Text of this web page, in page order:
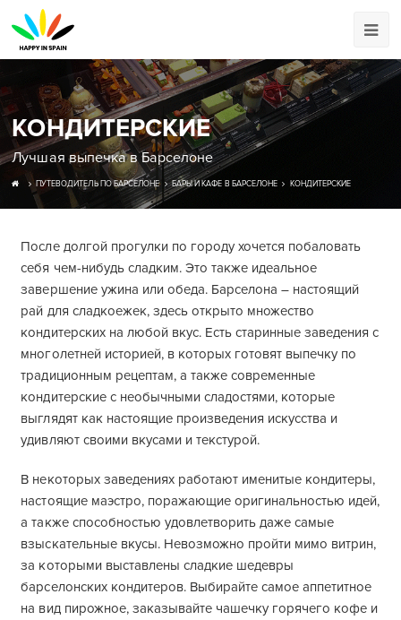
КОНДИТЕРСКИЕ
Лучшая выпечка в Барселоне
ПУТЕВОДИТЕЛЬ ПО БАРСЕЛОНЕ БАРЫ И КАФЕ В БАРСЕЛОНЕ КОНДИТЕРСКИЕ
После долгой прогулки по городу хочется побаловать
себя чем-нибудь сладким. Это также идеальное
завершение ужина или обеда. Барселона – настоящий
рай для сладкоежек, здесь открыто множество
кондитерских на любой вкус. Есть старинные заведения с
многолетней историей, в которых готовят выпечку по
традиционным рецептам, а также современные
кондитерские с необычными сладостями, которые
выглядят как настоящие произведения искусства и
удивляют своими вкусами и текстурой.
В некоторых заведениях работают именитые кондитеры,
настоящие маэстро, поражающие оригинальностью идей,
а также способностью удовлетворить даже самые
взыскательные вкусы. Невозможно пройти мимо витрин,
за которыми выставлены сладкие шедевры
барселонских кондитеров. Выбирайте самое аппетитное
на вид пирожное, заказывайте чашечку горячего кофе и